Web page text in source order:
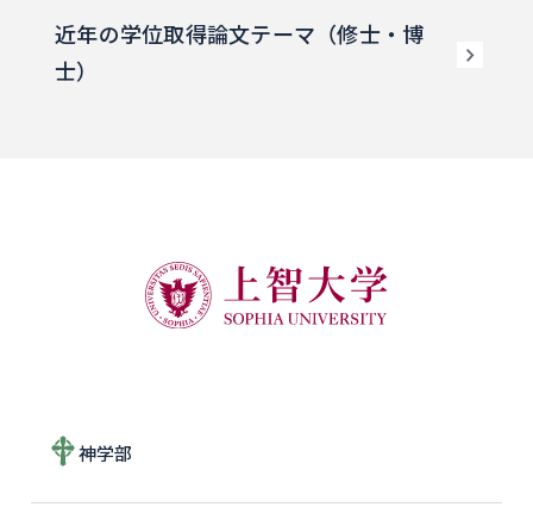
近年の学位取得論文テーマ（修士・博
士）
神学部